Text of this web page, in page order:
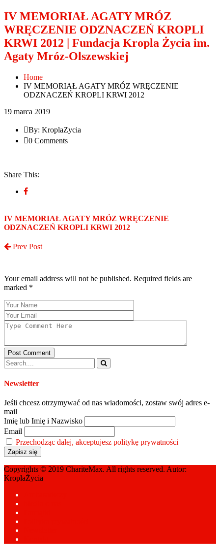
IV MEMORIAŁ AGATY MRÓZ
WRĘCZENIE ODZNACZEŃ KROPLI
KRWI 2012 | Fundacja Kropla Życia im.
Agaty Mróz-Olszewskiej
Home
IV MEMORIAŁ AGATY MRÓZ WRĘCZENIE
ODZNACZEŃ KROPLI KRWI 2012
19 marca 2019
By: KroplaZycia
0 Comments
Share This:
IV MEMORIAŁ AGATY MRÓZ WRĘCZENIE
ODZNACZEŃ KROPLI KRWI 2012
Prev Post
Your email address will not be published. Required fields are
marked *
Post Comment
Newsletter
Jeśli chcesz otrzymywać od nas wiadomości, zostaw swój adres e-
mail
Imię lub Imię i Nazwisko
Email
Przechodząc dalej, akceptujesz politykę prywatności
Copyrights © 2019 ChariteMax. All rights reserved. Autor:
KroplaŻycia